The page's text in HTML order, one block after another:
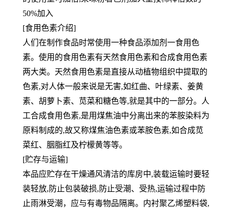
50%加入
[食用色素介绍]
人们在制作食品时常使用一种食品添加剂一食用色
素。使用的食用色素有天然食用色素和合成食用色素
两大类。天然食用色素是直接从动植物组织中提取的
色素,对人体一般来说是无害,如红曲、叶绿素、姜黄
素、胡萝卜素、苋菜和糖色等,就是其中的一部分。人
工合成食用色素,是用煤焦油中分离出来的苯胺染料为
原料制成的,故又称煤焦油色素或苯胺色素,如合成苋
菜红、胭脂红及柠檬黄等等。
[贮存与运输]
本品应贮存在干燥通风清洁的库房中,装载运输时要轻
装轻放,防止包装破损,防止受潮、受热,运输过程中防
止雨淋受潮，应与有毒物品隔离。内衬聚乙烯塑料袋,